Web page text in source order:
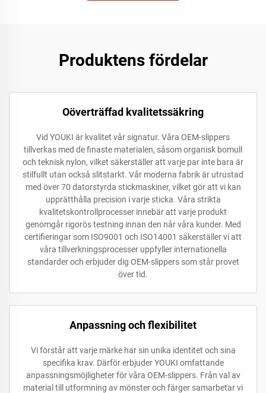
Produktens fördelar
Oöverträffad kvalitetssäkring
Vid YOUKI är kvalitet vår signatur. Våra OEM-slippers
tillverkas med de finaste materialen, såsom organisk bomull
och teknisk nylon, vilket säkerställer att varje par inte bara är
stilfullt utan också slitstarkt. Vår moderna fabrik är utrustad
med över 70 datorstyrda stickmaskiner, vilket gör att vi kan
upprätthålla precision i varje sticka. Våra strikta
kvalitetskontrollprocesser innebär att varje produkt
genomgår rigorös testning innan den når våra kunder. Med
certifieringar som ISO9001 och ISO14001 säkerställer vi att
våra tillverkningsprocesser uppfyller internationella
standarder och erbjuder dig OEM-slippers som står provet
över tid.
Anpassning och flexibilitet
Vi förstår att varje märke har sin unika identitet och sina
specifika krav. Därför erbjuder YOUKI omfattande
anpassningsmöjligheter för våra OEM-slippers. Från val av
material till utformning av mönster och färger samarbetar vi